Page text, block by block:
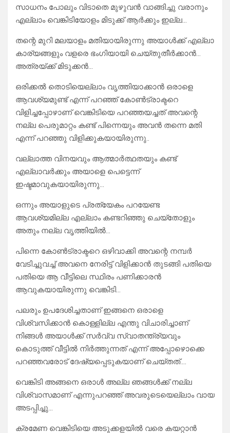
സാധനം പോലും വിടാതെ മുഴുവൻ വാങ്ങിച്ചു വരാനും
എല്ലാം വെങ്കിടിയോളം മിടുക്ക് ആർക്കും ഇല്ല…
തന്റെ മുറി മലയാളം മതിയായിരുന്നു അയാൾക്ക് എല്ലാ
കാര്യങ്ങളും വളരെ ഭംഗിയായി ചെയ്തുതീർക്കാൻ…
അത്രയ്ക്ക് മിടുക്കൻ…
ഒരിക്കൽ തൊടിയെല്ലാം വൃത്തിയാക്കാൻ ഒരാളെ
ആവശ്യമുണ്ട് എന്ന് പറഞ്ഞ് കോൺട്രാക്ടറെ
വിളിച്ചപ്പോഴാണ് വെങ്കിടിയെ പറഞ്ഞയച്ചത് അവന്റെ
നല്ല പെരുമാറ്റം കണ്ട് പിന്നെയും അവൻ തന്നെ മതി
എന്ന് പറഞ്ഞു വിളിക്കുകയായിരുന്നു..
വല്ലാത്ത വിനയവും ആത്മാർത്ഥതയും കണ്ട്
എല്ലാവർക്കും അയാളെ പെട്ടെന്ന്
ഇഷ്ടമാവുകയായിരുന്നു…
ഒന്നും അയാളുടെ പ്രത്യേകം പറയേണ്ട
ആവശ്യമില്ല എല്ലാം കണ്ടറിഞ്ഞു ചെയ്തോളും
അതും നല്ല വൃത്തിയിൽ…
പിന്നെ കോൺട്രാക്ടറെ ഒഴിവാക്കി അവന്റെ നമ്പർ
വേടിച്ചുവച്ച് അവനെ നേരിട്ട് വിളിക്കാൻ തുടങ്ങി പതിയെ
പതിയെ ആ വീട്ടിലെ സ്ഥിരം പണിക്കാരൻ
ആവുകയായിരുന്നു വെങ്കിടി…
പലരും ഉപദേശിച്ചതാണ് ഇങ്ങനെ ഒരാളെ
വിശ്വസിക്കാൻ കൊള്ളില്ല എന്തു വിചാരിച്ചാണ്
നിങ്ങൾ അയാൾക്ക് സർവ്വ സ്വാതന്ത്ര്യവും
കൊടുത്ത് വീട്ടിൽ നിർത്തുന്നത് എന്ന് അപ്പോഴൊക്കെ
പറഞ്ഞവരോട് ദേഷ്യപ്പെടുകയാണ് ചെയ്തത്….
വെങ്കിടി അങ്ങനെ ഒരാൾ അല്ല ഞങ്ങൾക്ക് നല്ല
വിശ്വാസമാണ് എന്നുപറഞ്ഞ് അവരുടെയെല്ലാം വായ
അടപ്പിച്ചു…
ക്രമേണ വെങ്കിടിയെ അടുക്കളയിൽ വരെ കയറ്റാൻ